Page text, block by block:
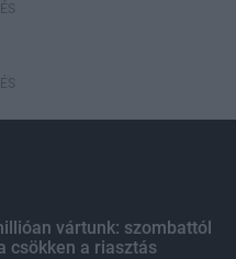
vártunk: szombattól
csökken a riasztás